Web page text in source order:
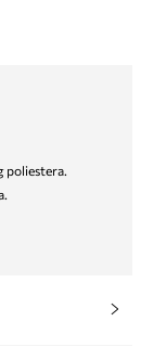
poliestera.